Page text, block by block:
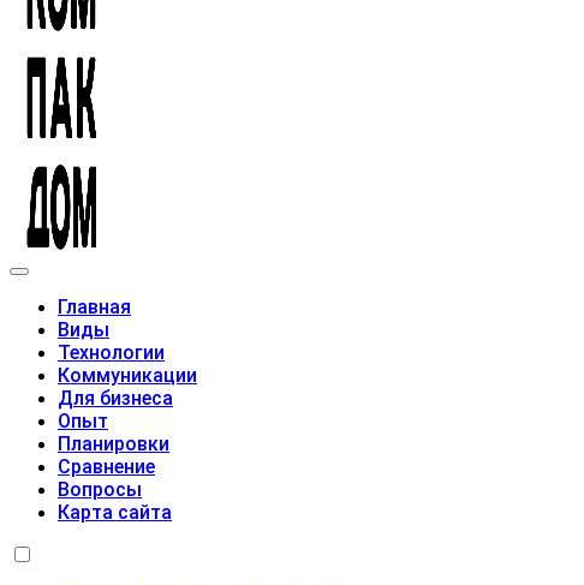
Главная
Виды
Технологии
Коммуникации
Для бизнеса
Опыт
Планировки
Сравнение
Вопросы
Карта сайта